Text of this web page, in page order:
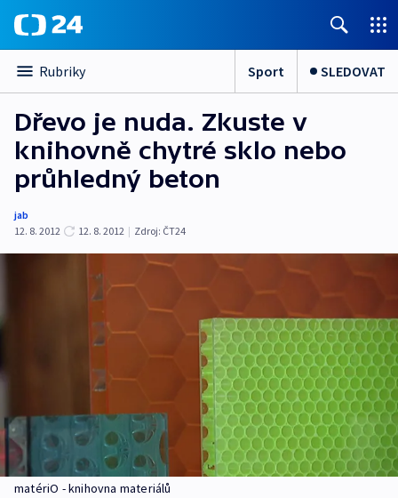
Rubriky Sport SLEDOVAT
Dřevo je nuda. Zkuste v
knihovně chytré sklo nebo
průhledný beton
jab
12. 8. 2012
12. 8. 2012 | Zdroj: ČT24
matériO - knihovna materiálů